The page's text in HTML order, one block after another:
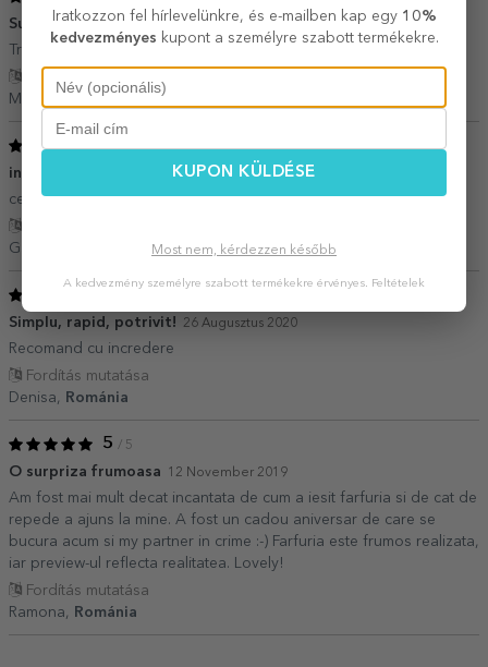
Super faine :) 24 December 2023
Transport rapid. Farfurii adorabile. Multumesc!
Maria,
Románia
5/ 5
interesant 20 December 2021
ceva ce sigur o sa bucure
Gabriela,
Simplu, rapid, potrivit! 26 Augusztus 2020
Recomand cu incredere
Fordítás mutatása
Denisa,
Románia
5 / 5
O surpriza frumoasa 12 November 2019
Am fost mai mult decat incantata de cum a iesit farfuria si de cat de
repede a ajuns la mine. A fost un cadou aniversar de care se
bucura acum si my partner in crime :-) Farfuria este frumos realizata,
iar preview-ul reflecta realitatea. Lovely!
Fordítás mutatása
Ramona,
Románia
Iratkozzon fel hírlevelünkre, és e-mailben kap egy 10%
kedvezményes kupont a személyre szabott termékekre.
KUPON KÜLDÉSE
Most nem, kérdezzen később
A kedvezmény személyre szabott termékekre érvényes. Feltételek